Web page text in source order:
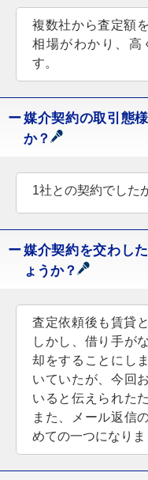
複数社から査定額
相場がわかり、高
す。
媒介契約の取引態
か？
1社との契約でした
媒介契約を交わし
ょうか？
査定依頼後も賃貸
しかし、借り手が
却をすることにし
いていたが、今回
いると伝えられた
また、メール返信
めての一つになりま